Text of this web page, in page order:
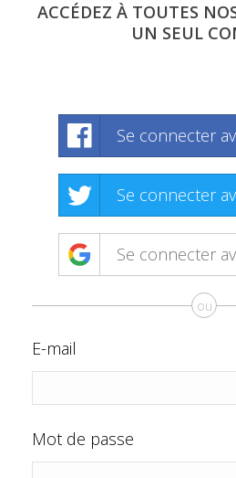
ACCÉDEZ À TOUTES
UN SEUL
Se connecter
Se connecter
Se connecter
ou
E-mail
Mot de passe